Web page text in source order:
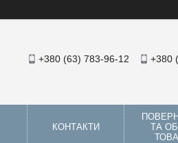
+380 (63) 783-96-12 +380
КОНТАКТИ
ТА